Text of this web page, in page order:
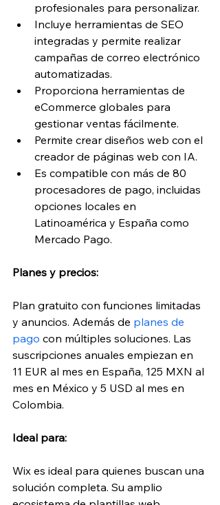
profesionales para personalizar.
Incluye herramientas de SEO
integradas y permite realizar
campañas de correo electrónico
automatizadas.
Proporciona herramientas de
eCommerce globales para
gestionar ventas fácilmente.
Permite crear diseños web con el
creador de páginas web con IA.
Es compatible con más de 80
procesadores de pago, incluidas
opciones locales en
Latinoamérica y España como
Mercado Pago.
Planes y precios:
Plan gratuito con funciones limitadas
y anuncios. Además de planes de
pago con múltiples soluciones. Las
suscripciones anuales empiezan en
11 EUR al mes en España, 125 MXN al
mes en México y 5 USD al mes en
Colombia.
Ideal para:
Wix es ideal para quienes buscan una
solución completa. Su amplio